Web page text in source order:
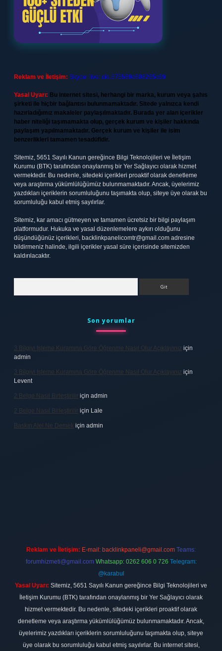
Reklam ve İletişim: Skype: live:.cid.575569c608265c69
Yasal Uyarı: Bu internet sitesi, herhangi bir marka, kurum veya şahıs
şirketi ile hiçbir bağlantısı bulunmamaktadır. Sitede yalnızca kendi
hazırladığımız makaleler paylaşılmaktadır. Burada yer alan içerikler
haber niteliği taşımamakta olup, gerçek kurum ve kişiler hakkında
paylaşım yapılmamaktadır. Gerçek kurum ve kişiler ile isim
benzerlikleri tamamen tesadüfidir.
Sitemiz, 5651 Sayılı Kanun gereğince Bilgi Teknolojileri ve İletişim
Kurumu (BTK) tarafından onaylanmış bir Yer Sağlayıcı olarak hizmet
vermektedir. Bu nedenle, sitedeki içerikleri proaktif olarak denetleme
veya araştırma yükümlülüğümüz bulunmamaktadır. Ancak, üyelerimiz
yazdıkları içeriklerin sorumluluğunu taşımakta olup, siteye üye olarak bu
sorumluluğu kabul etmiş sayılırlar.
Sitemiz, kar amacı gütmeyen ve tamamen ücretsiz bir bilgi paylaşım
platformudur. Hukuka ve yasal düzenlemelere aykırı olduğunu
düşündüğünüz içerikleri, backlinkpanelicomtr@gmail.com adresine
bildirmeniz halinde, ilgili içerikler yasal süre içerisinde sitemizden
kaldırılacaktır.
Son yorumlar
3 Bilgiyi Işleme Kuramına Göre Öğrenme Nasıl Olur Açıklayınız için
admin
3 Bilgiyi Işleme Kuramına Göre Öğrenme Nasıl Olur Açıklayınız için
Levent
2 Belge Nasıl Birleştirilir için admin
2 Belge Nasıl Birleştirilir için Lale
Baskın Alel Ne Demek için admin
Reklam ve İletişim: E-mail: backlinkpaneli@gmail.com Teams:
forumhizmeti@gmail.com Whatsapp: 0262 606 0 726 Telegram:
@karabul
Yasal Uyarı: Sitemiz, 5651 Sayılı Kanun gereğince Bilgi Teknolojileri ve
İletişim Kurumu (BTK) tarafından onaylanmış bir Yer Sağlayıcı olarak
hizmet vermektedir. Bu nedenle, sitedeki içerikleri proaktif olarak
denetleme veya araştırma yükümlülüğümüz bulunmamaktadır. Ancak,
üyelerimiz yazdıkları içeriklerin sorumluluğunu taşımakta olup, siteye
üye olarak bu sorumluluğu kabul etmiş sayılırlar. Bu internet sitesi,